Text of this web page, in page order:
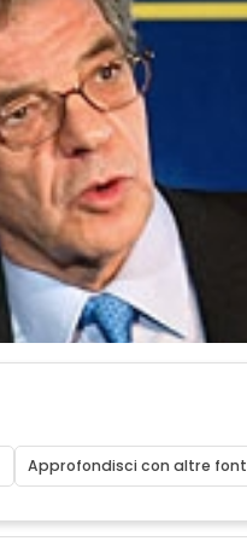
Approfondisci con altre